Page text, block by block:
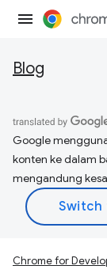
Blog
Google
konten ke dalam
mengandung
Chrome for